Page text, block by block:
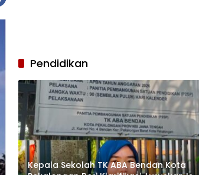
Pendidikan
Kepala Sekolah TK ABA Bendan Kota